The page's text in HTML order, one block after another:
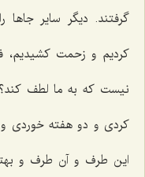
گرفتند. دیگر سایر جاها
کردیم و زحمت کشیدیم،
نیست که به ما لطف
کردی و دو هفته خوردی و
این طرف و آن طرف و